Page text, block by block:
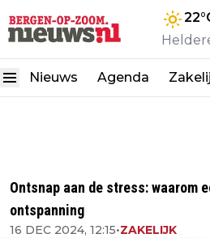
22
Nieuws Agenda
Ontsnap aan de stress: waarom
ontspanning
16 DEC 2024, 12:15•ZAKELIJK